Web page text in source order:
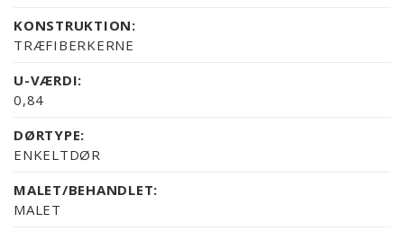
KONSTRUKTION:
TRÆFIBERKERNE
U-VÆRDI:
0,84
DØRTYPE:
ENKELTDØR
MALET/BEHANDLET:
MALET